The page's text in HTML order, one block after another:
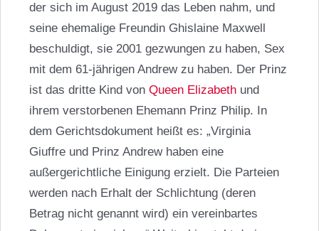
der sich im August 2019 das Leben nahm, und
seine ehemalige Freundin Ghislaine Maxwell
beschuldigt, sie 2001 gezwungen zu haben, Sex
mit dem 61-jährigen Andrew zu haben. Der Prinz
ist das dritte Kind von Queen Elizabethund
ihrem verstorbenen Ehemann Prinz Philip. In
dem Gerichtsdokument heißt es: „Virginia
Giuffre und Prinz Andrew haben eine
außergerichtliche Einigung erzielt. Die Parteien
werden nach Erhalt der Schlichtung (deren
Betrag nicht genannt wird) ein vereinbartes